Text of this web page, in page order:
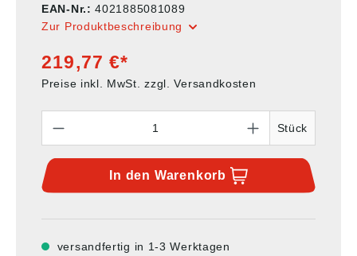
EAN-Nr.:4021885081089
Zur Produktbeschreibung
219,77 €*
Preise inkl. MwSt. zzgl. Versandkosten
Stück
In den Warenkorb
versandfertig in 1-3 Werktagen